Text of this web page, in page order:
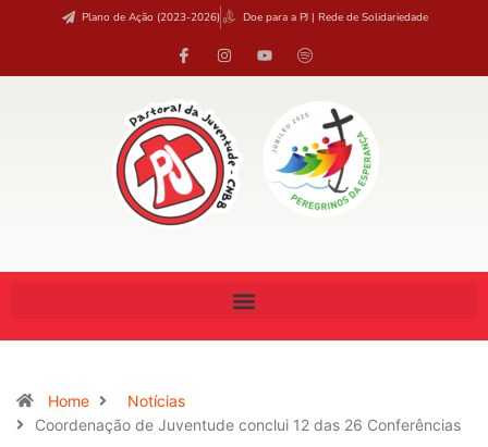
Plano de Ação (2023-2026) Doe para a PJ | Rede de Solidariedade
Home
Notícias
Coordenação de Juventude conclui 12 das 26 Conferências